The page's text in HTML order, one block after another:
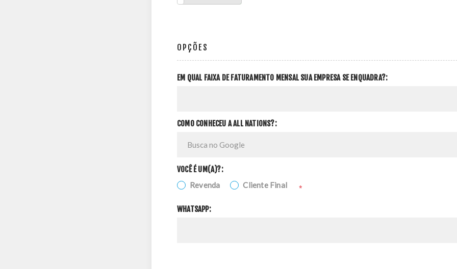
OPÇÕES
EM QUAL FAIXA DE FATURAMENTO MENSAL SUA EMPRESA SE ENQUADRA?:
COMO CONHECEU A ALL NATIONS?:
VOCÊ É UM(A)?:
Revenda Cliente Final *
WHATSAPP: